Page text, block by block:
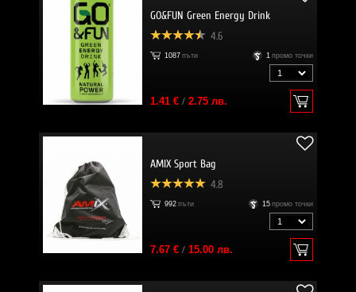
GO&FUN Green Energy Drink
4.6
1087 пъти 1 промо точки
1.41 €/ 2.75 лв.
AMIX Sport Bag
4.8
992 пъти 15 промо точки
7.67 €/ 15.00 лв.